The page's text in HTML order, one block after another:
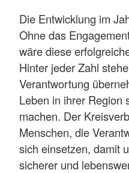
Die Entwicklung im
Ohne das
wäre diese
Hinter jeder Zahl
Verantwortung
Leben in ihrer Region
machen. Der
Menschen, die
sich einsetzen, damit
sicherer und